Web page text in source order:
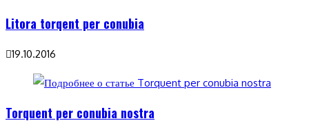
Litora torqent per conubia
19.10.2016
Torquent per conubia nostra